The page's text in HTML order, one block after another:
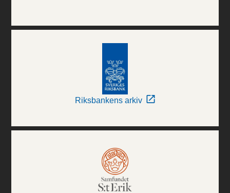
Riksbankens arkiv